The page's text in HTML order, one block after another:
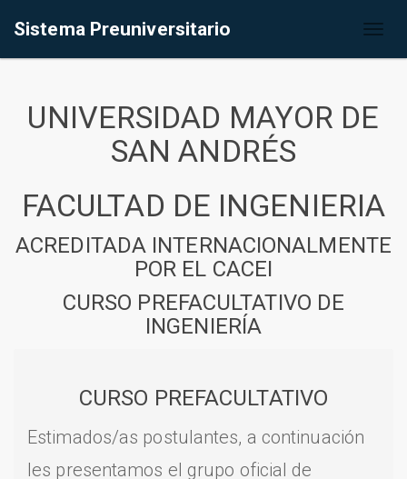
Sistema Preuniversitario
UNIVERSIDAD MAYOR DE
SAN ANDRÉS
FACULTAD DE INGENIERIA
ACREDITADA INTERNACIONALMENTE
POR EL CACEI
CURSO PREFACULTATIVO DE
INGENIERÍA
CURSO PREFACULTATIVO
Estimados/as postulantes, a continuación
les presentamos el grupo oficial de